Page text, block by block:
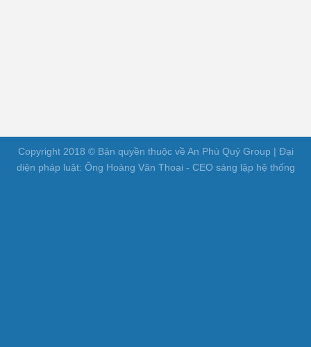
Copyright 2018 © Bản quyền thuộc về An Phú Quý Group | Đại
diện pháp luật: Ông Hoàng Văn Thoại - CEO sáng lập hệ thống